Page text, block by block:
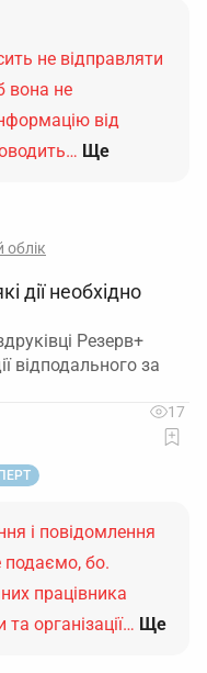
не відправляти
вона не
від
Ще
облік
дії необхідно
Резерв+
відподального за
17
і повідомлення
бо.
працівника
організації… Ще